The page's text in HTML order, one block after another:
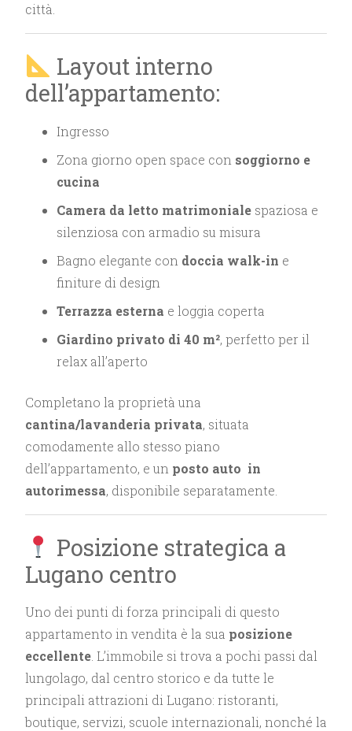
città.
Layout interno
dell’appartamento:
Ingresso
Zona giorno open space con soggiorno e
cucina
Camera da letto matrimoniale spaziosa e
silenziosa con armadio su misura
Bagno elegante con doccia walk-in e
finiture di design
Terrazza esterna e loggia coperta
Giardino privato di 40 m², perfetto per il
relax all’aperto
Completano la proprietà una
cantina/lavanderia privata, situata
comodamente allo stesso piano
dell’appartamento, e un posto auto in
autorimessa, disponibile separatamente.
Posizione strategica a
Lugano centro
Uno dei punti di forza principali di questo
appartamento in vendita è la sua posizione
eccellente . L’immobile si trova a pochi passi dal
lungolago, dal centro storico e da tutte le
principali attrazioni di Lugano: ristoranti,
boutique, servizi, scuole internazionali, nonché la